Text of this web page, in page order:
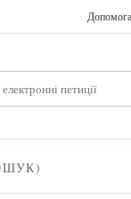
Допомога